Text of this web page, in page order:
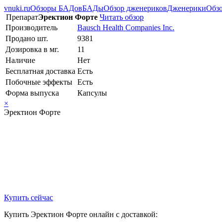
vnuki.ruОбзоры БАДовБАДыОбзор дженериковДженерики
ПрепаратЭректион Форте Читать обзор
Производитель
Bausch Health Companies Inc.
Продано шт.
9381
Дозировка в мг.
11
Наличие
Нет
Бесплатная доставка Есть
Побочные эффекты Есть
Форма выпуска
Капсулы
×
Эректион Форте
Купить сейчас
Купить Эректион Форте онлайн с доставкой: